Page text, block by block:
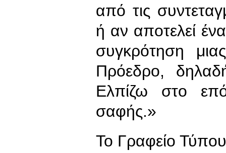
από τις
ή αν αποτελεί
συγκρότηση
Πρόεδρο,
Ελπίζω στο
σαφής.»
To Γραφείο Τύπου